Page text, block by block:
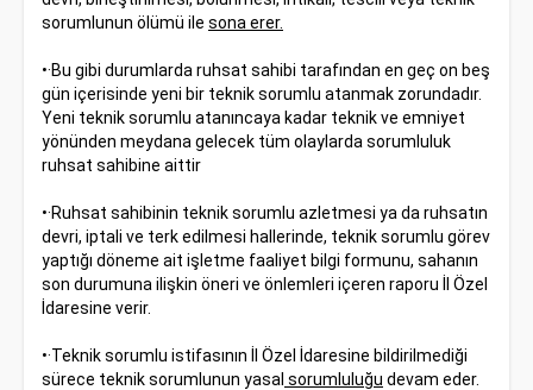
sorumlunun ölümü ile sona erer.
•·Bu gibi durumlarda ruhsat sahibi tarafından en geç on beş
gün içerisinde yeni bir teknik sorumlu atanmak zorundadır.
Yeni teknik sorumlu atanıncaya kadar teknik ve emniyet
yönünden meydana gelecek tüm olaylarda sorumluluk
ruhsat sahibine aittir
•·Ruhsat sahibinin teknik sorumlu azletmesi ya da ruhsatın
devri, iptali ve terk edilmesi hallerinde, teknik sorumlu görev
yaptığı döneme ait işletme faaliyet bilgi formunu, sahanın
son durumuna ilişkin öneri ve önlemleri içeren raporu İl Özel
İdaresine verir.
•·Teknik sorumlu istifasının İl Özel İdaresine bildirilmediği
sürece teknik sorumlunun yasal sorumluluğu devam eder.